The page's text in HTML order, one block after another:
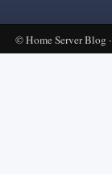
©Home Server Blog